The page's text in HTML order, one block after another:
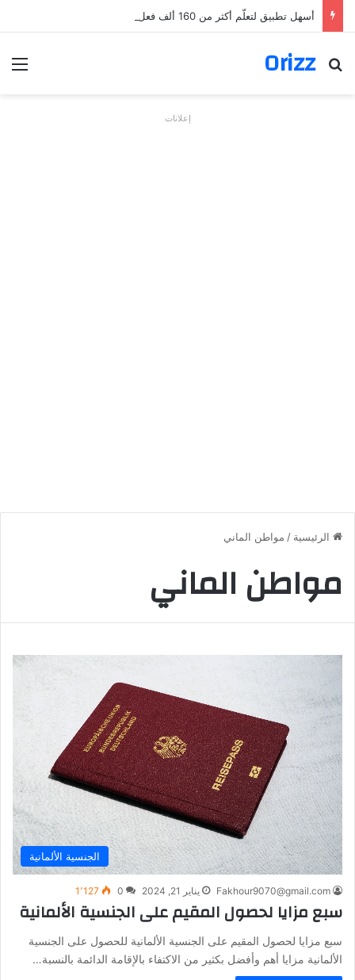
أسهل تطبيق لتعلّم أكثر من 160 ألف فعل بالألمانية
Orizz
بحث عن
إعلانات
الرئيسية / مواطن الماني
مواطن الماني
الجنسية الألمانية
Fakhour9070@gmail.com يناير 21, 2024 0 1٬127
سبع مزايا لحصول المقيم على الجنسية الألمانية
سبع مزايا لحصول المقيم على الجنسية الألمانية للحصول على الجنسية
الألمانية مزايا أهم وأفضل بكثير من الاكتفاء بالإقامة الدائمة بالنسبة…